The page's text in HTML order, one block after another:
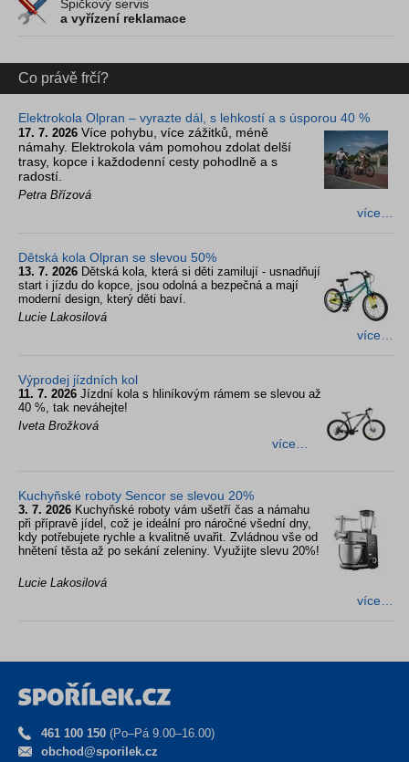
Špičkový servis
a vyřízení reklamace
Co právě frčí?
Elektrokola Olpran – vyrazte dál, s lehkostí a s úsporou 40 %
17. 7. 2026 Více pohybu, více zážitků, méně
námahy. Elektrokola vám pomohou zdolat delší
trasy, kopce i každodenní cesty pohodlně a s
radostí.
Petra Břízová
více…
Dětská kola Olpran se slevou 50%
13. 7. 2026 Dětská kola, která si děti zamilují - usnadňují
start i jízdu do kopce, jsou odolná a bezpečná a mají
moderní design, který děti baví.
Lucie Lakosilová
více…
Výprodej jízdních kol
11. 7. 2026 Jízdní kola s hliníkovým rámem se slevou až
40 %, tak neváhejte!
Iveta Brožková
více…
Kuchyňské roboty Sencor se slevou 20%
3. 7. 2026 Kuchyňské roboty vám ušetří čas a námahu
při přípravě jídel, což je ideální pro náročné všední dny,
kdy potřebujete rychle a kvalitně uvařit. Zvládnou vše od
hnětení těsta až po sekání zeleniny. Využijte slevu 20%!
Lucie Lakosilová
více…
461 100 150 (Po–Pá 9.00–16.00)
obchod@sporilek.cz